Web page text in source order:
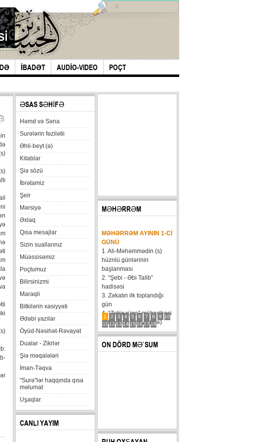
İBADƏT AUDİO-VIDEO POÇT
0
ƏSAS SƏHİFƏ
Həmd və Səna
Surələrin fəzilətii
Əhli-beyt (ə)
Kitablar
Şiə sözü
İbrətamiz
Şeir
Mərsiyə
Əxlaq
Qısa mesajlar
Sizin suallarınız
Müəssisəmiz
Poçtumuz
Bilirsinizmi
Maraqli
Bitkilərin xasiyyəti
Ədəbi yazılar
Öyüd-Nəsihət-Rəvayət
Dualar - Zikrlər
Şiə məqalələri
İman-Təqva
"Surə"lər haqqında qısa
məlumat
Uşaqlar
CANLI YAYIM
MƏHƏRRƏM
1 2 3 4 5 6 7 8 9
10
11 12 13 14 15 16 17 18
MƏHƏRRƏM AYININ 1-CI
GÜNÜ
1. Ali-Məhəmmədin (s)
hüznlü günlərinin
başlanması
2. “Şebi - Əbi Talib”
hadisəsi
3. Zəkatın ilk toplandığı
gün
4. “Zatür-rüqa” müharibəsi
5. Həzrət Hüseynin (ə)
karvanının Bəni Məqatilin
qəsrinə çatması
6....
ON DÖRD MƏ`SUM